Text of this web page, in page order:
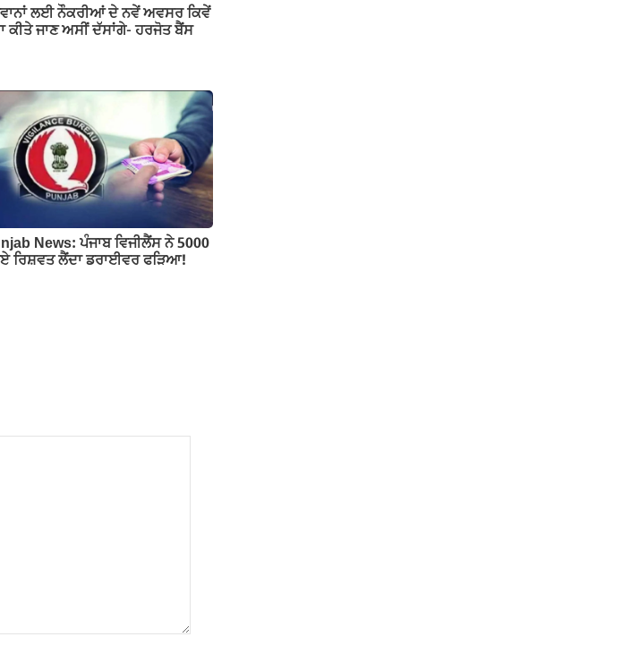
ਲਈ ਨੌਕਰੀਆਂ ਦੇ ਨਵੇਂ ਅਵਸਰ ਕਿਵੇਂ
ਕੀਤੇ ਜਾਣ ਅਸੀਂ ਦੱਸਾਂਗੇ- ਹਰਜੋਤ ਬੈਂਸ
News: ਪੰਜਾਬ ਵਿਜੀਲੈਂਸ ਨੇ 5000
ਰਿਸ਼ਵਤ ਲੈਂਦਾ ਡਰਾਈਵਰ ਫੜਿਆ!